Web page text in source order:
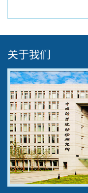
关于我们